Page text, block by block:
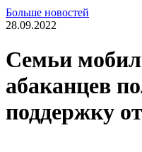
Больше новостей
28.09.2022
Семьи
абаканцев
поддержку